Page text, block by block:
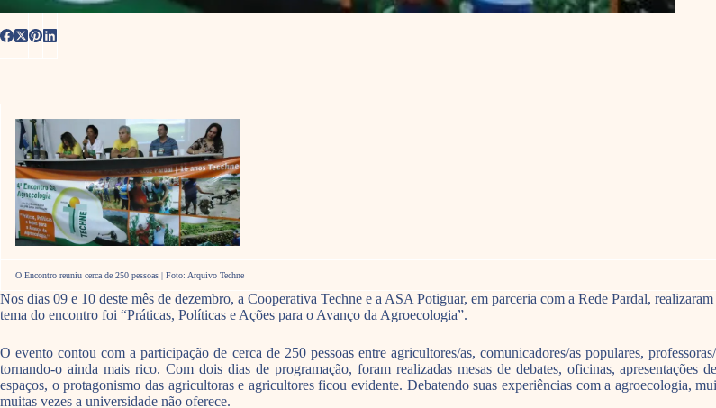
O Encontro reuniu cerca de 250 pessoas | Foto: Arquivo Techne
Nos dias 09 e 10 deste mês de dezembro, a Cooperativa Techne e a ASA Potiguar, em parceria com a Rede Pardal,
tema do encontro foi “Práticas, Políticas e Ações para o Avanço da Agroecologia”.
O evento contou com a participação de cerca de 250 pessoas entre agricultores/as, comunicadores/as populares,
tornando-o ainda mais rico. Com dois dias de programação, foram realizadas mesas de debates, oficinas, apresentações
espaços, o protagonismo das agricultoras e agricultores ficou evidente. Debatendo suas experiências com a agroecologia,
muitas vezes a universidade não oferece.